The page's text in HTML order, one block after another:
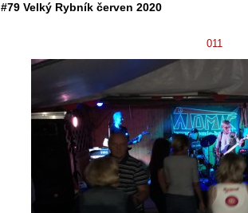
#79 Velký Rybník červen 2020
011